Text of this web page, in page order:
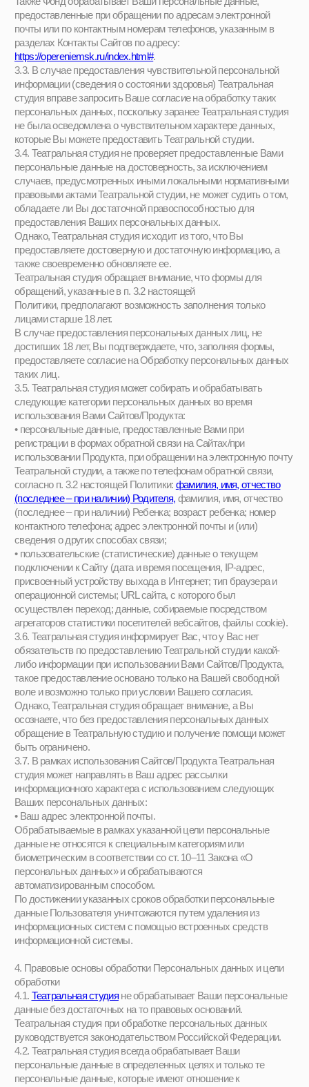
подключении к Сайту (дата и время посещения, IP-адрес,
присвоенный устройству выхода в Интернет; тип браузера и
операционной системы; URL сайта, с которого был
осуществлен переход; данные, собираемые посредством
агрегаторов статистики посетителей вебсайтов, файлы cookie).
3.6. Театральная студия информирует Вас, что у Вас нет
обязательств по предоставлению Театральной студии какой-
либо информации при использовании Вами Сайтов/Продукта,
такое предоставление основано только на Вашей свободной
воле и возможно только при условии Вашего согласия.
осознаете, что без предоставления персональных данных
обращение в Театральную студию и получение помощи может
быть ограничено.
3.7. В рамках использования Сайтов/Продукта Театральная
студия может направлять в Ваш адрес рассылки
информационного характера с использованием следующих
• Ваш адрес электронной почты.
Обрабатываемые в рамках указанной цели персональные
данные не относятся к специальным категориям или
биометрическим в соответствии со ст. 10–11 Закона «О
персональных данных» и обрабатываются
автоматизированным способом.
данные Пользователя уничтожаются путем удаления из
информационных систем с помощью встроенных средств
информационной системы.
4. Правовые основы обработки Персональных данных и цели
обработки
не обрабатывает Ваши персональные
данные без достаточных на то правовых оснований.
Театральная студия при обработке персональных данных
руководствуется законодательством Российской Федерации.
4.2. Театральная студия всегда обрабатывает Ваши
персональные данные в определенных целях и только те
персональные данные, которые имеют отношение к
достижению таких целей.
4.3. В частности, Театральная студия обрабатывает
персональные данные в следующих целях:
• заключения и исполнения договоров с Вами, в том числе
договоров на оказание услуг на пробное посещение и договора
на оказание услуг на систематическое посещение.
5. Защита Персональных данных
5.1. Персональные данные, которые Театральная студия
собирает и хранит, считаются конфиденциальной информацией.
Они защищены от потери, изменения или
несанкционированного доступа в соответствии с
законодательством Российской Федерации в области
персональных данных.
Для этого Театральная студия применяет технические средства
и организационные меры.
Театральная студия постоянно совершенствует системы
защиты персональных данных.
6. Передача Персональных данных третьим лицам
6.1. Прежде всего, Театральная студия передает Ваши
персональные данные своим работникам (в пределах,
предусмотренных разделом 5 настоящей Политики).
6.2. Фонд также передает Ваши Персональные данные третьим
лицам, осуществляющим техническую поддержку Сайтов, а
также являющихся провайдерами услуг рассылки, веб-
аналитики: Общество с ограниченной ответственностью
«Рег.ру» (125315, г. Москва, муниципальный округ Аэропорт
вн.тер.г., Ленинградский, д. 72, оф./кв. 3).
7. Ваши права
7.1. Как Субъект Персональных данных Вы имеете право:
• на уточнение персональных данных;
• на блокирование и уничтожение персональных данных;
• на обжалование наших действий или бездействия;
• на обжалование решений, принятых на основании
исключительно
автоматизированной обработки ваших персональных данных;
• на отзыв согласия на обработку персональных данных.
7.2. Реализовать свои права Вы можете, направив
официальный запрос на адрес местонахождения Театральной
студии, указав в нем сведения о документе, удостоверяющем
Вашу личность или личность Вашего представителя (тип
документа, серия и номер, кем и когда выдан), Ваше ФИО или
ФИО представителя, информацию о характере
взаимоотношений с Вами, которые будут подтверждать факт
обработки Ваших персональных данных, Вашу подпись или
подпись Вашего представителя.
Также Вы можете использовать для обращения наш адрес
электронной почты:operenie.msk@yandex.ru
7.3. Все Ваши запросы и обращения будут обработаны
Театральной студией в установленный Законом «О
персональных данных» срок, равный 10 рабочим дням, Вам
будет направлен ответ.
7.4. Обжаловать действия Театральной студии как оператора
персональных данных Вы можете в
территориальном органе Роскомнадзора в своем регионе.
8. Использование файлов cookie
8.1. Файлы cookie — это небольшие файлы, обычно состоящие
из букв и цифр, загружаемые на устройство, когда Вы
обращаетесь к определенным веб-сайтам. Файлы cookie
позволяют веб-сайтам распознавать Ваше устройство.
8.2. В целях комфортного использования Вами функции Сайтов,
Театральная студиея обрабатывает cookieфайлы: они
позволяют распознать Вас, когда Вы посещаете Сайты,
запомнить Ваши предпочтения и предоставить Вам
персонализированный опыт.
8.3. На Сайтах Театральной студии используются следующие
• необходимые файлы cookie, которые необходимы для работы